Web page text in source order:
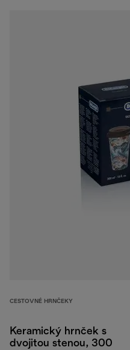
CESTOVNÉ HRNČEKY
Keramický hrnček s
dvojitou stenou, 300